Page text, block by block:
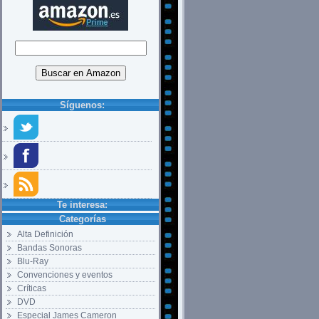
Síguenos:
Te interesa:
Categorías
Alta Definición
Bandas Sonoras
Blu-Ray
Convenciones y eventos
Críticas
DVD
Especial James Cameron